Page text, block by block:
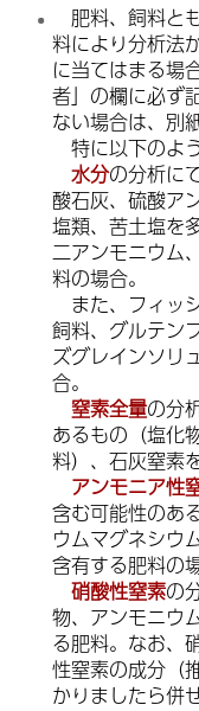
肥料、飼料と
料により分析法
に当てはまる場
者」の欄に必ず
ない場合は、別
特に以下のよ
水分の分析に
酸石灰、硫酸ア
塩類、苦土塩を
二アンモニウム
料の場合。
また、フィッ
飼料、グルテン
ズグレインソリ
合。
窒素全量の分
あるもの（塩化
料）、石灰窒素
アンモニア性
含む可能性のあ
ウムマグネシウ
含有する肥料の
硝酸性窒素の
物、アンモニウ
る肥料。なお、
性窒素の成分（
かりましたら併